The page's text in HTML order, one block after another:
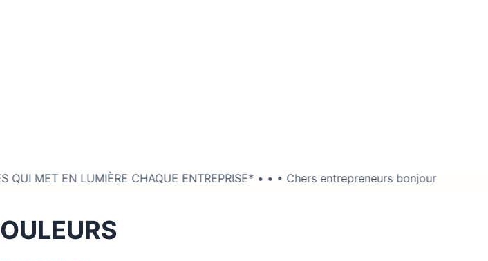
QUI MET EN LUMIÈRE CHAQUE ENTREPRISE* • • • Chers entrepreneurs bonjour